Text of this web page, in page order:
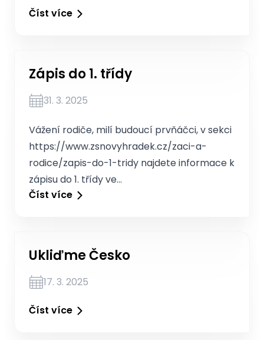
Číst více
Zápis do 1. třídy
31. 3. 2025
Vážení rodiče, milí budoucí prvňáčci, v sekci
https://www.zsnovyhradek.cz/zaci-a-
rodice/zapis-do-1-tridy najdete informace k
zápisu do 1. třídy ve…
Číst více
Ukliďme Česko
17. 3. 2025
Číst více